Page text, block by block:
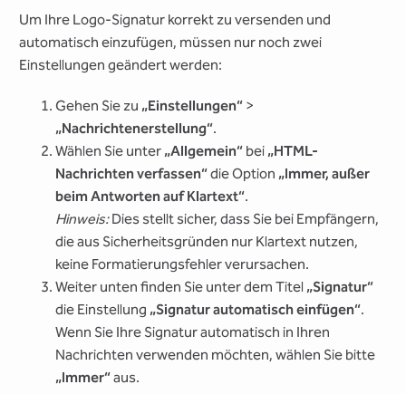
Um Ihre Logo-Signatur korrekt zu versenden und
automatisch einzufügen, müssen nur noch zwei
Einstellungen geändert werden:
Gehen Sie zu „Einstellungen“ >
„Nachrichtenerstellung“.
Wählen Sie unter „Allgemein“ bei „HTML-
Nachrichten verfassen“die Option „Immer, außer
beim Antworten auf Klartext“.
Hinweis:Dies stellt sicher, dass Sie bei Empfängern,
die aus Sicherheitsgründen nur Klartext nutzen,
keine Formatierungsfehler verursachen.
Weiter unten finden Sie unter dem Titel „Signatur“
die Einstellung „Signatur automatisch einfügen“.
Wenn Sie Ihre Signatur automatisch in Ihren
Nachrichten verwenden möchten, wählen Sie bitte
„Immer“aus.